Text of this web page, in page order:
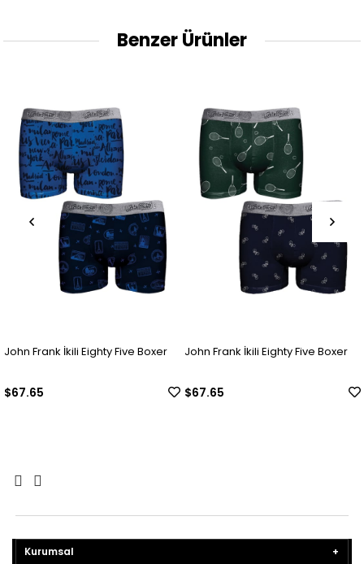
Benzer Ürünler
John Frank İkili Eighty Five Boxer
$67.65
John Frank İkili Eighty Five Boxer
$67.65
Kurumsal